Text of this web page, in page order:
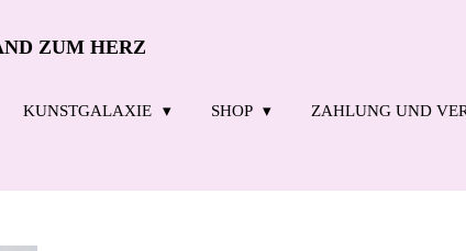
ZUM HERZ
KUNSTGALAXIE SHOP ZAHLUNG UND